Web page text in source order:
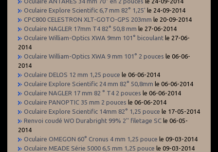
Oculaire Explore Scientific 6,7 mm 82° 1,25' le 24-09-2014
CPC800 CELESTRON XLT-GOTO-GPS 203mm le 20-09-2014
Oculaire NAGLER 17mm T4 82° 50,8 mm le 27-06-2014
Oculaire William-Optics XWA 9mm 101° bicoulant le 27-06-
2014
Oculaire William-Optics XWA 9 mm 101° 2 pouces le 06-06-
2014
Oculaire DELOS 12 mm 1,25 pouce le 06-06-2014
Oculaire Explore Scientific 24 mm 82° 50,8mm le 06-06-2014
Oculaire NAGLER 17 mm 82 ° T4 2 pouces le 06-06-2014
Oculaire PANOPTIC 35 mm 2 pouces le 06-06-2014
Oculaire Explore Scientific 14mm 82° 1,25 pouce le 17-05-2014
Renvoi coudé WO Durabright 99% 2'' filetage SC le 06-05-
2014
Oculaire OMEGON 60° Cronus 4 mm 1,25 pouce le 09-03-2014
Oculaire MEADE Série 5000 6,5 mm 1,25 pouce le 09-03-2014